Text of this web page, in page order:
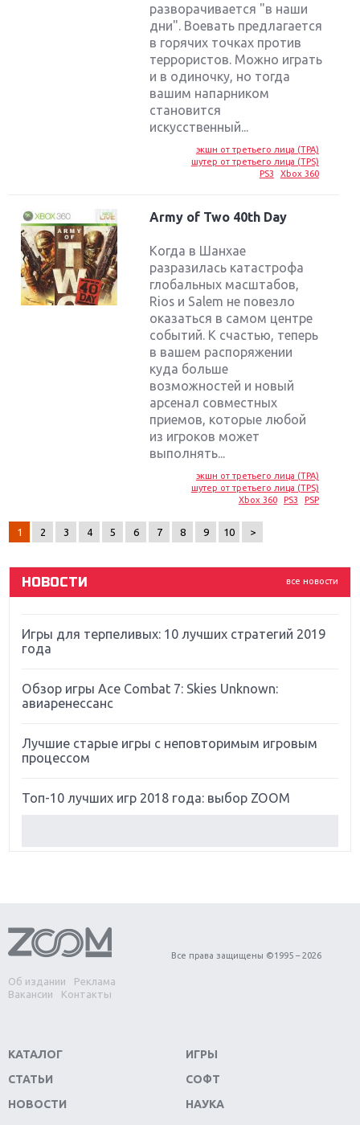
разворачивается "в наши
дни". Воевать предлагается
в горячих точках против
террористов. Можно играть
и в одиночку, но тогда
вашим напарником
становится
искусственный...
экшн от третьего лица (TPA)
шутер от третьего лица (TPS)
PS3
Xbox 360
Army of Two 40th Day
Когда в Шанхае
разразилась катастрофа
глобальных масштабов,
Rios и Salem не повезло
оказаться в самом центре
событий. К счастью, теперь
в вашем распоряжении
куда больше
возможностей и новый
арсенал совместных
приемов, которые любой
из игроков может
выполнять...
экшн от третьего лица (TPA)
шутер от третьего лица (TPS)
Xbox 360
PS3 PSP
1 2 3 4 5 6 7 8 9 10 >
все новости
НОВОСТИ
Крупнейшие релизы мая: Nintendo, Microsoft и
Новинки для Nintendo Switch: Labo, South Park и
Far Cry 5: хвалить нельзя ругать
Игры для терпеливых: 10 лучших стратегий 2019
года
Обзор игры Ace Combat 7: Skies Unknown:
авиаренессанс
Лучшие старые игры с неповторимым игровым
процессом
Топ-10 лучших игр 2018 года: выбор ZOOM
Обзор игры Forza Horizon 4: вершина эволюции
Две важных новинки для консолей: Spider-Man и
Divinity Original Sin 2
Switch
Обзор игры The Crew 2: покорение Америки
Об издании
Реклама
Вакансии
Контакты
Все права защищены ©1995 – 2026
КАТАЛОГ
СТАТЬИ
НОВОСТИ
ИГРЫ
СОФТ
НАУКА